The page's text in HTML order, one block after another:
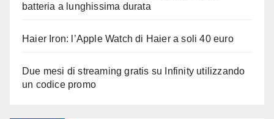
batteria a lunghissima durata
Haier Iron: l’Apple Watch di Haier a soli 40 euro
Due mesi di streaming gratis su Infinity utilizzando
un codice promo